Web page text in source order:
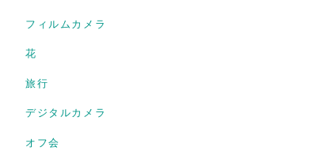
フィルムカメラ
花
旅行
デジタルカメラ
オフ会